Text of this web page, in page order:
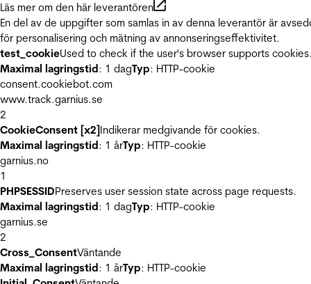
Läs mer om den här leverantören
En del av de uppgifter som samlas in av denna leverantör är
för personalisering och mätning av annonseringseffektivitet.
test_cookieUsed to check if the user's browser supports
Maximal lagringstid: 1 dagTyp: HTTP-cookie
consent.cookiebot.com
www.track.garnius.se
2
CookieConsent [x2]Indikerar medgivande för cookies.
Maximal lagringstid: 1 årTyp: HTTP-cookie
garnius.no
1
PHPSESSIDPreserves user session state across page requests.
Maximal lagringstid: 1 dagTyp: HTTP-cookie
garnius.se
2
Cross_ConsentVäntande
Maximal lagringstid: 1 årTyp: HTTP-cookie